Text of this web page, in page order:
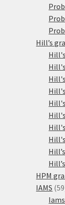
Hill’s
HPM
IAMS 59